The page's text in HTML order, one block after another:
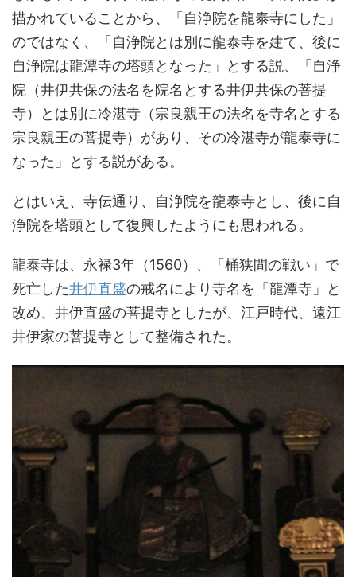
描かれていることから、「自浄院を龍泰寺にした」
のではなく、「自浄院とは別に龍泰寺を建て、後に
自浄院は龍潭寺の塔頭となった」とする説、「自浄
院（井伊共保の法名を院名とする井伊共保の菩提
寺）とは別に冷湛寺（宗良親王の法名を寺名とする
宗良親王の菩提寺）があり、その冷湛寺が龍泰寺に
なった」とする説がある。
とはいえ、寺伝通り、自浄院を龍泰寺とし、後に自
浄院を塔頭として復興したようにも思われる。
龍泰寺は、永禄3年（1560）、「桶狭間の戦い」で
死亡した井伊直盛の戒名により寺名を「龍潭寺」と
改め、井伊直盛の菩提寺としたが、江戸時代、遠江
井伊家の菩提寺として整備された。